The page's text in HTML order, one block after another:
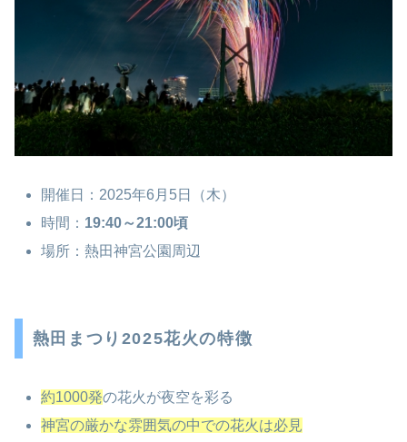
開催日：2025年6月5日（木）
時間： 19:40～21:00頃
場所：熱田神宮公園周辺
熱田まつり2025花火の特徴
約1000発の花火が夜空を彩る
神宮の厳かな雰囲気の中での花火は必見